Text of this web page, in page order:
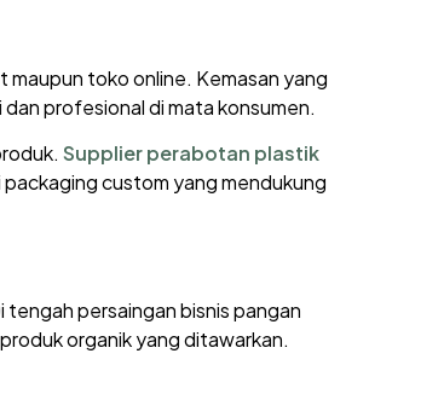
maupun toko online. Kemasan yang
profesional di mata konsumen.
Supplier perabotan plastik
custom yang mendukung
tengah persaingan bisnis pangan
organik yang ditawarkan.